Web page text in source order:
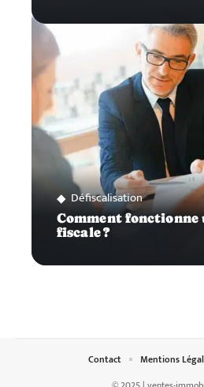
Défiscalisation
Comment fonctionne
fiscale ?
Contact Mentions